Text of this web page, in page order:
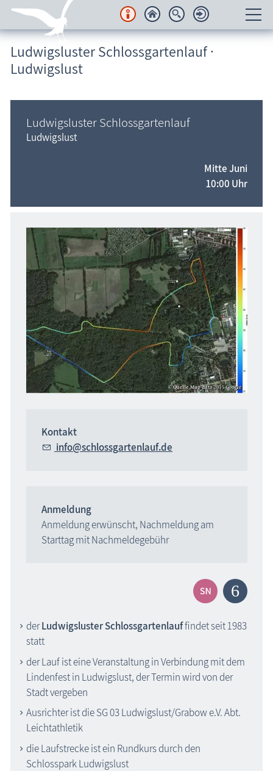
Unterkünfte
Regionales
Karten
Veranstaltungen
Blog
Ludwigsluster Schlossgartenlauf ·
Ludwigslust
Ludwigsluster Schlossgartenlauf
Ludwigslust
Mitte Juni
10:00 Uhr
Kontakt
nf
schl ssg rt nl fd
Anmeldung
Anmeldung erwünscht, Nachmeldung am
Starttag mit Nachmeldegebühr
derLudwigsluster Schlossgartenlauffindet seit 1983
statt
der Lauf ist eine Veranstaltung in Verbindung mit dem
Lindenfest in Ludwigslust, der Termin wird von der
Stadt vergeben
Ausrichter ist die SG 03 Ludwigslust/Grabow e.V. Abt.
Leichtathletik
die Laufstrecke ist ein Rundkurs durch den
Schlosspark Ludwigslust